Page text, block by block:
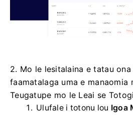
2. Mo le lesitalaina e tatau ona
faamatalaga uma e manaomia
Teugatupe mo le Leai se
Ulufale i totonu lou Igoa